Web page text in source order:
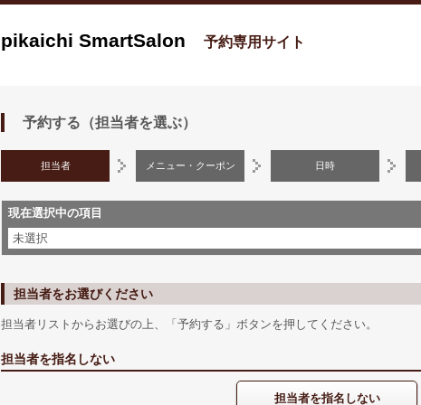
pikaichi SmartSalon 予約専用サイト
予約する（担当者を選ぶ）
担当者 メニュー・クーポン 日時
現在選択中の項目
未選択
担当者をお選びください
担当者リストからお選びの上、「予約する」ボタンを押してください。
担当者を指名しない
担当者を指名しない